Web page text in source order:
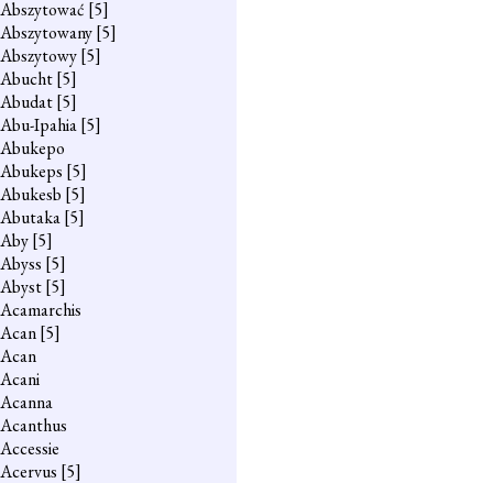
Abszytować [5]
Abszytowany[5]
Abszytowy[5]
Abucht[5]
Abudat[5]
Abu-Ipahia[5]
Abukepo
Abukeps [5]
Abukesb [5]
Abutaka[5]
Aby[5]
Abyss [5]
Abyst[5]
Acamarchis
Acan[5]
Acan
Acani
Acanna
Acanthus
Accessie
Acervus [5]